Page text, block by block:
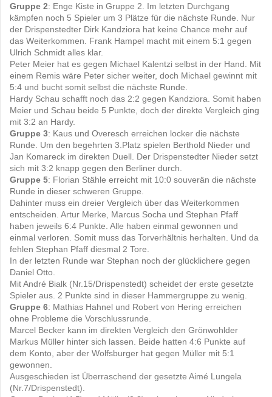
Gruppe 2: Enge Kiste in Gruppe 2. Im letzten Durchgang
kämpfen noch 5 Spieler um 3 Plätze für die nächste Runde. Nur
der Drispenstedter Dirk Kandziora hat keine Chance mehr auf
das Weiterkommen. Frank Hampel macht mit einem 5:1 gegen
Ulrich Schmidt alles klar.
Peter Meier hat es gegen Michael Kalentzi selbst in der Hand. Mit
einem Remis wäre Peter sicher weiter, doch Michael gewinnt mit
5:4 und bucht somit selbst die nächste Runde.
Hardy Schau schafft noch das 2:2 gegen Kandziora. Somit haben
Meier und Schau beide 5 Punkte, doch der direkte Vergleich ging
mit 3:2 an Hardy.
Gruppe 3: Kaus und Overesch erreichen locker die nächste
Runde. Um den begehrten 3.Platz spielen Berthold Nieder und
Jan Komareck im direkten Duell. Der Drispenstedter Nieder setzt
sich mit 3:2 knapp gegen den Berliner durch.
Gruppe 5: Florian Stähle erreicht mit 10:0 souverän die nächste
Runde in dieser schweren Gruppe.
Dahinter muss ein dreier Vergleich über das Weiterkommen
entscheiden. Artur Merke, Marcus Socha und Stephan Pfaff
haben jeweils 6:4 Punkte. Alle haben einmal gewonnen und
einmal verloren. Somit muss das Torverhältnis herhalten. Und da
fehlen Stephan Pfaff diesmal 2 Tore.
In der letzten Runde war Stephan noch der glücklichere gegen
Daniel Otto.
Mit André Bialk (Nr.15/Drispenstedt) scheidet der erste gesetzte
Spieler aus. 2 Punkte sind in dieser Hammergruppe zu wenig.
Gruppe 6: Mathias Hahnel und Robert von Hering erreichen
ohne Probleme die Vorschlussrunde.
Marcel Becker kann im direkten Vergleich den Grönwohlder
Markus Müller hinter sich lassen. Beide hatten 4:6 Punkte auf
dem Konto, aber der Wolfsburger hat gegen Müller mit 5:1
gewonnen.
Ausgeschieden ist Überraschend der gesetzte Aimé Lungela
(Nr.7/Drispenstedt).